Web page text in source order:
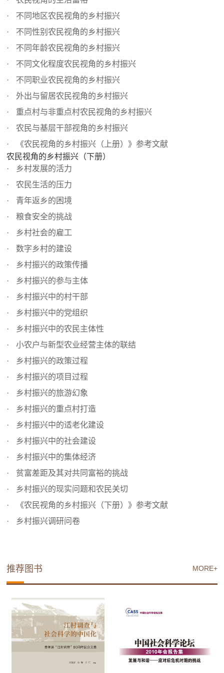
不同地区农民视角的乡村振兴
不同性别农民视角的乡村振兴
不同年龄农民视角的乡村振兴
不同文化程度农民视角的乡村振兴
不同职业农民视角的乡村振兴
外出与留居农民视角的乡村振兴
重点村与非重点村农民视角的乡村振兴
农民与基层干部视角的乡村振兴
《农民视角的乡村振兴（上册）》参考文献
农民视角的乡村振兴（下册）
乡村发展的活力
农民生活的压力
青年返乡的困境
粮食安全的挑战
乡村社会的雇工
数字乡村的建设
乡村振兴的政策传播
乡村振兴的参与主体
乡村振兴中的村干部
乡村振兴中的党组织
乡村振兴中的农民主体性
小农户与新型农业经营主体的联结
乡村振兴的政策过程
乡村振兴的项目过程
乡村振兴的旅游幻象
乡村振兴的重点村打造
乡村振兴中的适老化建设
乡村振兴中的社会建设
乡村振兴中的集体经济
贫富差距及其对共同富裕的挑战
乡村振兴的现实问题和农民关切
《农民视角的乡村振兴（下册）》参考文献
乡村振兴调研问卷
MORE+
推荐图书